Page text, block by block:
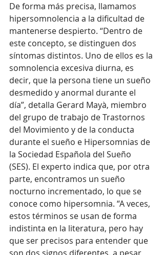
De forma más precisa, llamamos
hipersomnolencia a la dificultad de
mantenerse despierto. “Dentro de
este concepto, se distinguen dos
síntomas distintos. Uno de ellos es la
somnolencia excesiva diurna, es
decir, que la persona tiene un sueño
desmedido y anormal durante el
día”, detalla Gerard Mayà, miembro
del grupo de trabajo de Trastornos
del Movimiento y de la conducta
durante el sueño e Hipersomnias de
la Sociedad Española del Sueño
(SES). El experto indica que, por otra
parte, encontramos un sueño
nocturno incrementado, lo que se
conoce como hipersomnia. “A veces,
estos términos se usan de forma
indistinta en la literatura, pero hay
que ser precisos para entender que